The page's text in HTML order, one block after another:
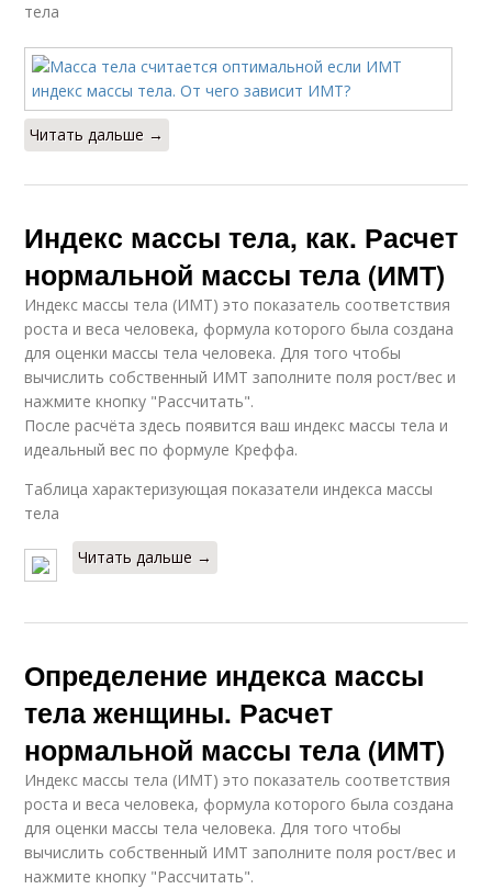
тела
Читать дальше →
Индекс массы тела, как. Расчет
нормальной массы тела (ИМТ)
Индекс массы тела (ИМТ) это показатель соответствия
роста и веса человека, формула которого была создана
для оценки массы тела человека. Для того чтобы
вычислить собственный ИМТ заполните поля рост/вес и
нажмите кнопку "Рассчитать".
После расчёта здесь появится ваш индекс массы тела и
идеальный вес по формуле Креффа.
Таблица характеризующая показатели индекса массы
тела
Читать дальше →
Определение индекса массы
тела женщины. Расчет
нормальной массы тела (ИМТ)
Индекс массы тела (ИМТ) это показатель соответствия
роста и веса человека, формула которого была создана
для оценки массы тела человека. Для того чтобы
вычислить собственный ИМТ заполните поля рост/вес и
нажмите кнопку "Рассчитать".